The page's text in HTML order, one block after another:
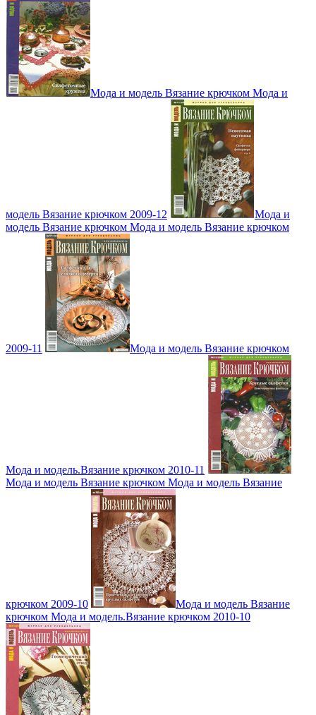
Мода и модель Вязание крючком Мода и
модель Вязание крючком 2009-12
Мода и
модель Вязание крючком Мода и модель Вязание крючком
2009-11 Мода и модель Вязание крючком
Мода и модель.Вязание крючком 2010-11
Мода и модель Вязание крючком Мода и модель Вязание
крючком 2009-10
Мода и модель Вязание
крючком Мода и модель.Вязание крючком 2010-10